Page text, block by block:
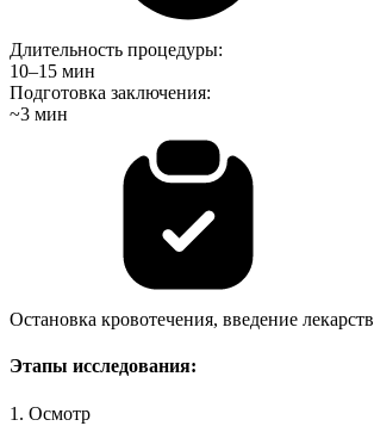
Длительность процедуры:
10–15 мин
Подготовка заключения:
~3 мин
Остановка кровотечения, введение лекарств
Этапы исследования:
1. Осмотр